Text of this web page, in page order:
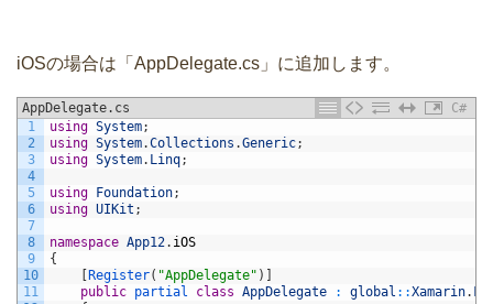
iOSの場合は「AppDelegate.cs」に追加します。
AppDelegate.cs
C#
1
2
3
4
5
6
7
8
9
10
11
using System;
using System.Collections .Generic;
using System. Linq;
using Foundation;
using UIKit ;
namespace App12. iOS
{
Register( "AppDelegate" )
public partial class AppDelegate : global ::Xamarin.